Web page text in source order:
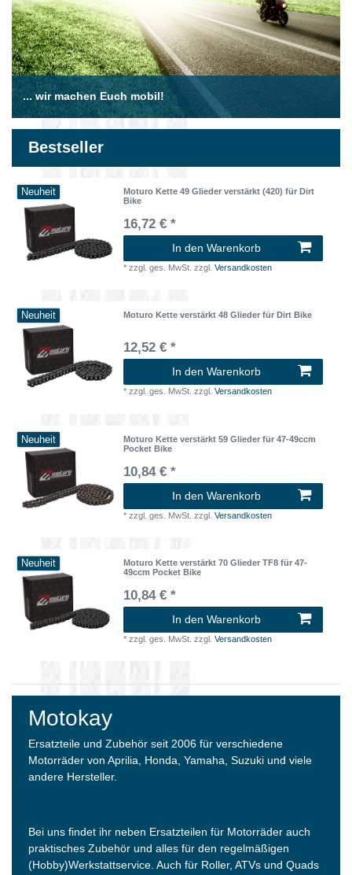
... wir machen Euch mobil!
Bestseller
Neuheit
Moturo Kette 49 Glieder verstärkt (420) für Dirt
Bike
16,72 € *
In den Warenkorb
*zzgl. ges. MwSt. zzgl.Versandkosten
Neuheit Moturo Kette verstärkt 48 Glieder für Dirt Bike
12,52 € *
In den Warenkorb
*zzgl. ges. MwSt. zzgl.Versandkosten
Neuheit
Moturo Kette verstärkt 59 Glieder für 47-49ccm
Pocket Bike
10,84 € *
In den Warenkorb
*zzgl. ges. MwSt. zzgl.Versandkosten
Neuheit
Moturo Kette verstärkt 70 Glieder TF8 für 47-
49ccm Pocket Bike
10,84 € *
In den Warenkorb
*zzgl. ges. MwSt. zzgl.Versandkosten
Motokay
Ersatzteile und Zubehör seit 2006 für verschiedene
Motorräder von Aprilia, Honda, Yamaha, Suzuki und viele
andere Hersteller.
Bei uns findet ihr neben Ersatzteilen für Motorräder auch
praktisches Zubehör und alles für den regelmäßigen
(Hobby)Werkstattservice. Auch für Roller, ATVs und Quads